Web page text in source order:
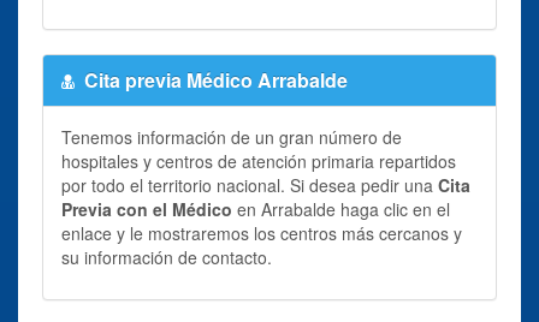
Cita previa Médico Arrabalde
Tenemos información de un gran número de
hospitales y centros de atención primaria repartidos
por todo el territorio nacional. Si desea pedir una Cita
Previa con el Médico en Arrabalde haga clic en el
enlace y le mostraremos los centros más cercanos y
su información de contacto.